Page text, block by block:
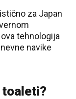
za Japan
tehnologija
navike
toaleti?